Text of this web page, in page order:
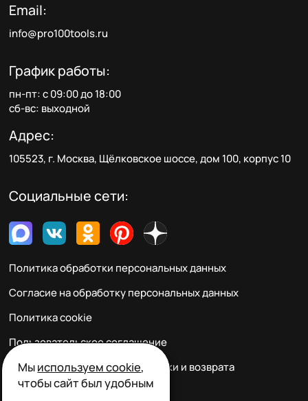
Email:
info@pro100tools.ru
График работы:
пн-пт: с 09:00 до 18:00
сб-вс: выходной
Адрес:
105523, г. Москва, Щёлковское шоссе, дом 100, корпус 10
Социальные сети:
Политика обработки персональных данных
Согласие на обработку персональных данных
Политика cookie
Пользовательское соглашение
Правила заказа, оплаты, доставки и возврата
Реквизиты и контакты
Мыиспользуем cookie,
чтобы сайт был удобным